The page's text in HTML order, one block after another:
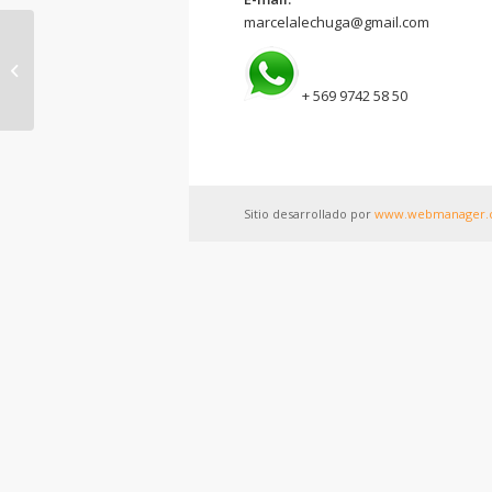
marcelalechuga@gmail.com
+ 569 9742 58 50
Sitio desarrollado por